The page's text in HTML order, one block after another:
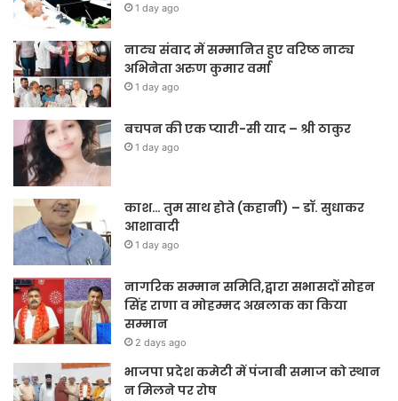
1 day ago
नाट्य संवाद में सम्मानित हुए वरिष्ठ नाट्य
अभिनेता अरुण कुमार वर्मा
1 day ago
बचपन की एक प्यारी-सी याद – श्री ठाकुर
1 day ago
काश… तुम साथ होते (कहानी) – डॉ. सुधाकर
आशावादी
1 day ago
नागरिक सम्मान समिति,द्वारा सभासदों सोहन
सिंह राणा व मोहम्मद अखलाक का किया
सम्मान
2 days ago
भाजपा प्रदेश कमेटी में पंजाबी समाज को स्थान
न मिलने पर रोष